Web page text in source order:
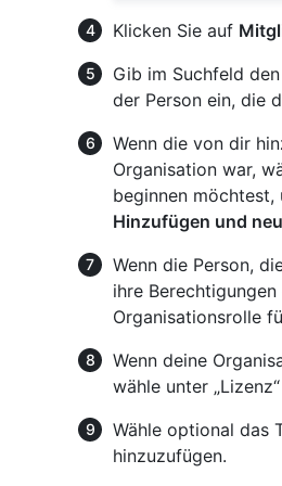
Klicken Sie auf
Gib im Suchfeld
der Person ein, die
Wenn die von dir
Organisation war,
beginnen
Hinzufügen und
Wenn die Person,
ihre
Organisationsrolle
Wenn deine
wähle unter
Wähle optional das
hinzuzufügen.